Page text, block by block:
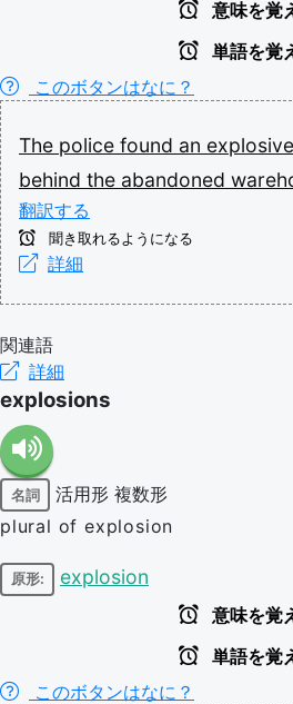
意味を覚
単語を覚
このボタンはなに？
The police found an explosive
behind the abandoned
翻訳する
聞き取れるようになる
詳細
関連語
詳細
explosions
名詞 活用形 複数形
plural of explosion
原形: explosion
意味を覚
単語を覚
このボタンはなに？